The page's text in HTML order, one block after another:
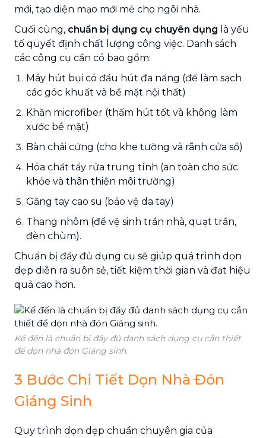
mới, tạo diện mạo mới mẻ cho ngôi nhà.
Cuối cùng, chuẩn bị dụng cụ chuyên dụng là yếu
tố quyết định chất lượng công việc. Danh sách
các công cụ cần có bao gồm:
Máy hút bụi có đầu hút đa năng (để làm sạch
các góc khuất và bề mặt nội thất)
Khăn microfiber (thấm hút tốt và không làm
xước bề mặt)
Bàn chải cứng (cho khe tường và rãnh cửa sổ)
Hóa chất tẩy rửa trung tính (an toàn cho sức
khỏe và thân thiện môi trường)
Găng tay cao su (bảo vệ da tay)
Thang nhôm (để vệ sinh trần nhà, quạt trần,
đèn chùm).
Chuẩn bị đầy đủ dụng cụ sẽ giúp quá trình dọn
dẹp diễn ra suôn sẻ, tiết kiệm thời gian và đạt hiệu
quả cao hơn.
Kế đến là chuẩn bị đầy đủ danh sách dụng cụ cần thiết
để dọn nhà đón Giáng sinh.
3 Bước Chi Tiết Dọn Nhà Đón
Giáng Sinh
Quy trình dọn dẹp chuẩn chuyên gia của